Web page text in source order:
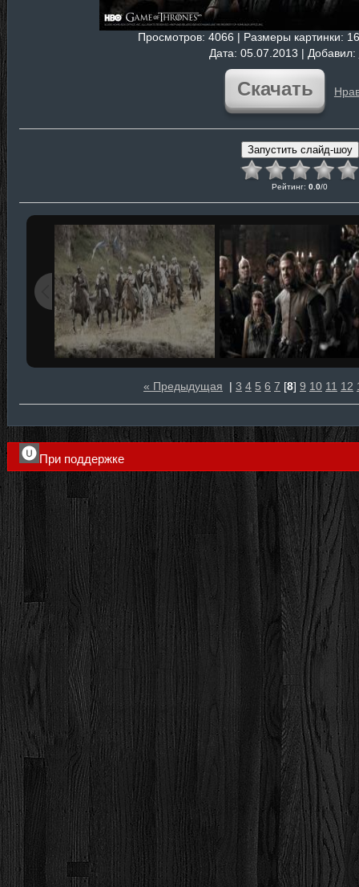
Просмотров: 4066 | Размеры картинки:
Дата: 05.07.2013 | Добавил:
Скачать
Рейтинг: 0.0/0
« Предыдущая | 3 4 5 6 7 [8] 9 10 11 12
При поддержке